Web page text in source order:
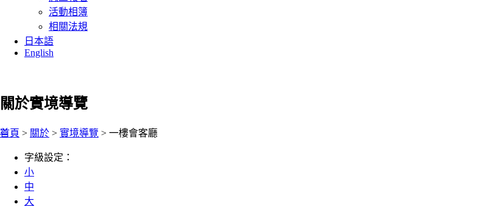
活動相簿
相關法規
日本語
English
關於實境導覽
:::
首頁 > 關於 > 實境導覽 > 一樓會客廳
字級設定：
小
中
大